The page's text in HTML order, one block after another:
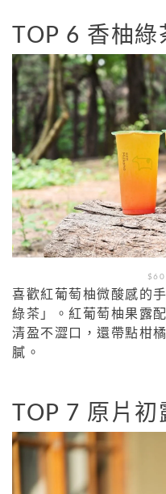
TOP 6 香柚綠
$60
喜歡紅葡萄柚微酸感的
綠茶」。紅葡萄柚果露
清盈不澀口，還帶點柑
膩。
TOP 7 原片初